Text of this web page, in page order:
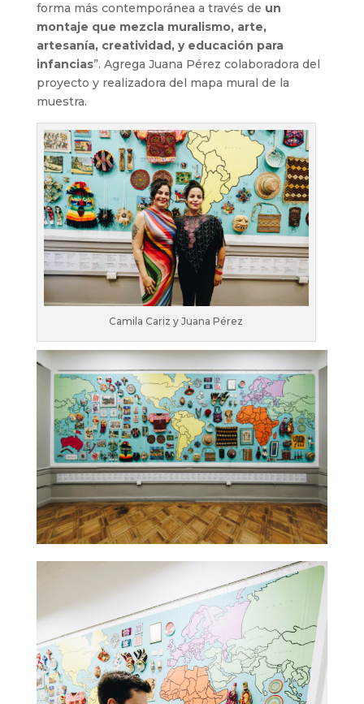
forma más contemporánea a través de un
montaje que mezcla muralismo, arte,
artesanía, creatividad, y educación para
infancias”. Agrega Juana Pérez colaboradora del
proyecto y realizadora del mapa mural de la
muestra.
Camila Cariz y Juana Pérez